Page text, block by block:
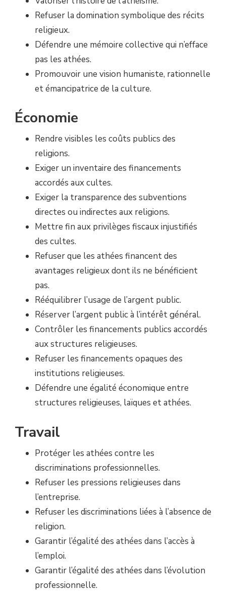
Refuser la domination symbolique des récits
religieux.
Défendre une mémoire collective qui n’efface
pas les athées.
Promouvoir une vision humaniste, rationnelle
et émancipatrice de la culture.
Économie
Rendre visibles les coûts publics des
religions.
Exiger un inventaire des financements
accordés aux cultes.
Exiger la transparence des subventions
directes ou indirectes aux religions.
Mettre fin aux privilèges fiscaux injustifiés
des cultes.
Refuser que les athées financent des
avantages religieux dont ils ne bénéficient
pas.
Rééquilibrer l’usage de l’argent public.
Réserver l’argent public à l’intérêt général.
Contrôler les financements publics accordés
aux structures religieuses.
Refuser les financements opaques des
institutions religieuses.
Défendre une égalité économique entre
structures religieuses, laïques et athées.
Travail
Protéger les athées contre les
discriminations professionnelles.
Refuser les pressions religieuses dans
l’entreprise.
Refuser les discriminations liées à l’absence de
religion.
Garantir l’égalité des athées dans l’accès à
l’emploi.
Garantir l’égalité des athées dans l’évolution
professionnelle.